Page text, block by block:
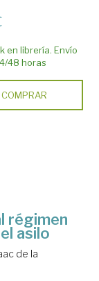
en librería. Envío
48 horas
COMPRAR
régimen
asilo
de la